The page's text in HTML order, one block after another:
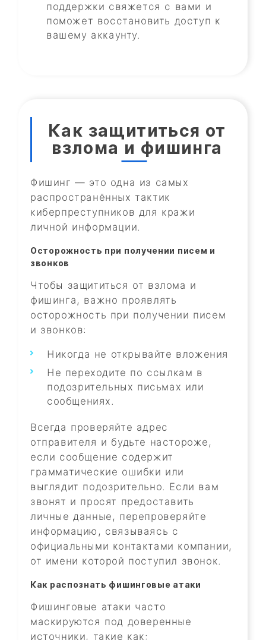
поддержки свяжется с вами и
поможет восстановить доступ к
вашему аккаунту.
Как защититься от
взлома и фишинга
Фишинг — это одна из самых
распространённых тактик
киберпреступников для кражи
личной информации.
Осторожность при получении писем и
звонков
Чтобы защититься от взлома и
фишинга, важно проявлять
осторожность при получении писем
и звонков:
Никогда не открывайте вложения
Не переходите по ссылкам в
подозрительных письмах или
сообщениях.
Всегда проверяйте адрес
отправителя и будьте настороже,
если сообщение содержит
грамматические ошибки или
выглядит подозрительно. Если вам
звонят и просят предоставить
личные данные, перепроверяйте
информацию, связываясь с
официальными контактами компании,
от имени которой поступил звонок.
Как распознать фишинговые атаки
Фишинговые атаки часто
маскируются под доверенные
источники, такие как: